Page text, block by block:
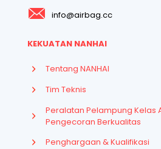
info@airbag.cc
KEKUATAN NANHAI
Tentang NANHAI
Tim Teknis
Peralatan Pelampung Kelas
Pengecoran Berkualitas
Penghargaan & Kualifikasi